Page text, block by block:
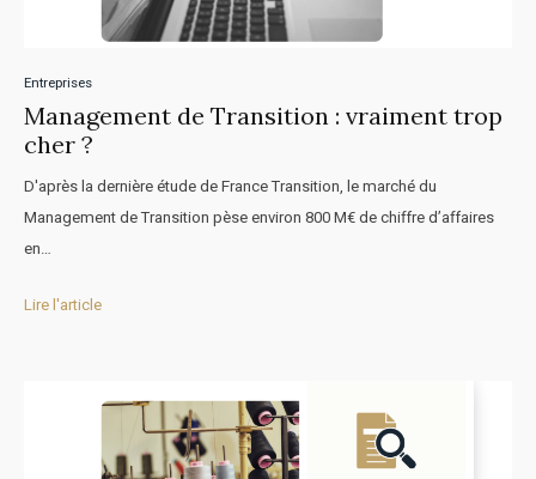
Entreprises
Management de Transition : vraiment trop
cher ?
D'après la dernière étude de France Transition, le marché du
Management de Transition pèse environ 800 M€ de chiffre d’affaires
en…
Lire l'article